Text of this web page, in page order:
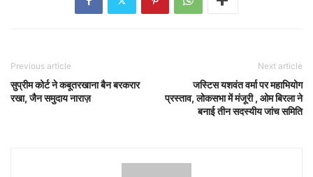
Previous article
सुप्रीम कोर्ट ने कबूतरखाना बैन बरकरार
रखा, जैन समुदाय नाराज़
Next article
जस्टिस यशवंत वर्मा पर महाभियोग
प्रस्ताव, लोकसभा में मंजूरी , ओम बिरला ने
बनाई तीन सदस्यीय जांच समिति